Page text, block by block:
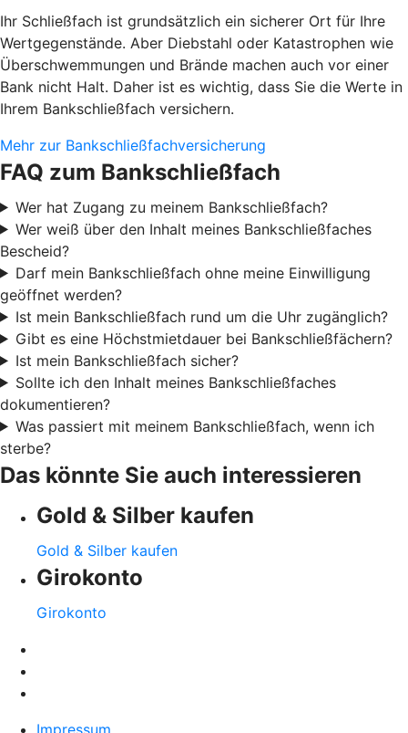
Ihr Schließfach ist grundsätzlich ein sicherer Ort für Ihre
Wertgegenstände. Aber Diebstahl oder Katastrophen wie
Überschwemmungen und Brände machen auch vor einer
Bank nicht Halt. Daher ist es wichtig, dass Sie die Werte in
Ihrem Bankschließfach versichern.
Mehr zur Bankschließfachversicherung
FAQ zum Bankschließfach
Wer hat Zugang zu meinem Bankschließfach?
Wer weiß über den Inhalt meines Bankschließfaches
Bescheid?
Darf mein Bankschließfach ohne meine Einwilligung
geöffnet werden?
Ist mein Bankschließfach rund um die Uhr zugänglich?
Gibt es eine Höchstmietdauer bei Bankschließfächern?
Ist mein Bankschließfach sicher?
Sollte ich den Inhalt meines Bankschließfaches
dokumentieren?
Was passiert mit meinem Bankschließfach, wenn ich
sterbe?
Das könnte Sie auch interessieren
Gold & Silber kaufen
Gold & Silber kaufen
Girokonto
Girokonto
Impressum